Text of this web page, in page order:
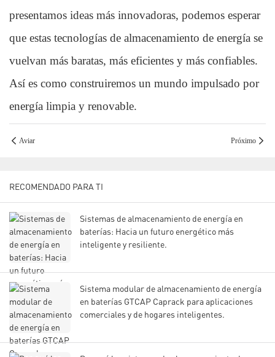
presentamos ideas más innovadoras, podemos esperar
que estas tecnologías de almacenamiento de energía se
vuelvan más baratas, más eficientes y más confiables.
Así es como construiremos un mundo impulsado por
Aviar Próximo
RECOMENDADO PARA TI
Sistemas de almacenamiento de energía en
baterías: Hacia un futuro energético más
inteligente y resiliente.
Sistema modular de almacenamiento de energía
en baterías GTCAP Caprack para aplicaciones
comerciales y de hogares inteligentes.